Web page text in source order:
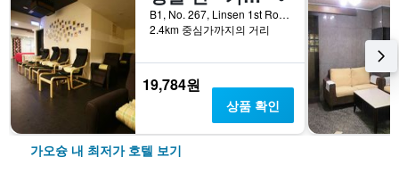
B1, No. 267, Linsen 1st Road, 가오슝, 대만
2.4km 중심가까지의 거리
19,784원
상품 확인
가오슝 내 최저가 호텔 보기